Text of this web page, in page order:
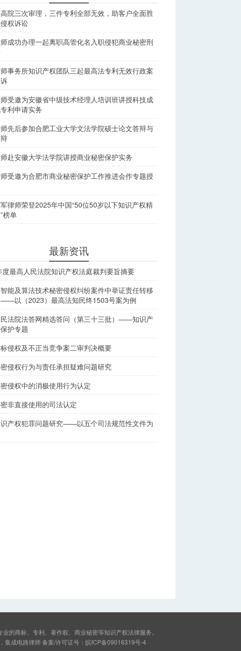
院三次审理，三件专利全部无效，助客户全面胜
权诉讼
成功办理一起离职高管化名入职侵犯商业秘密刑
事务所知识产权团队三起最高法专利无效行政案
受邀为安徽省中级技术经理人培训班讲授科技成
利申请实务
先后参加合肥工业大学文法学院硕士论文答辩与
赴安徽大学法学院讲授商业秘密保护实务
受邀为合肥市商业秘密保护工作推进会作专题授
律师荣登2025年中国“50位50岁以下知识产权精
榜单
最新资讯
度最高人民法院知识产权法庭裁判要旨摘要
能及算法技术秘密侵权纠纷案件中举证责任转移
以（2023）最高法知民终1503号案为例
法院法答网精选答问（第三十三批）——知识产
护专题
侵权及不正当竞争案二审判决概要
侵权行为与责任承担疑难问题研究
侵权中的消极使用行为认定
非直接使用的司法认定
产权犯罪问题研究——以五个司法规范性文件为
的商标、专利、著作权、商业秘密等知识产权法律服务。
成电路律师 备案/许可证号： 皖ICP备09016319号-4